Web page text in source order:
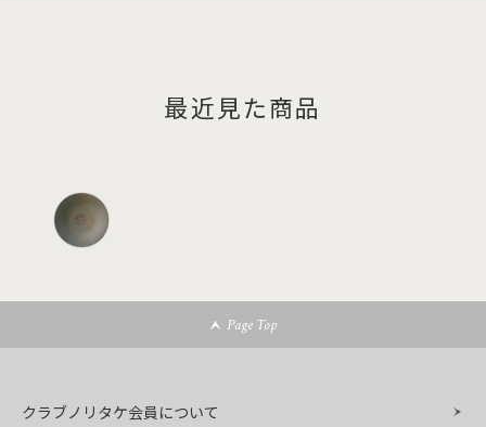
最近見た商品
Page Top
クラブノリタケ会員について